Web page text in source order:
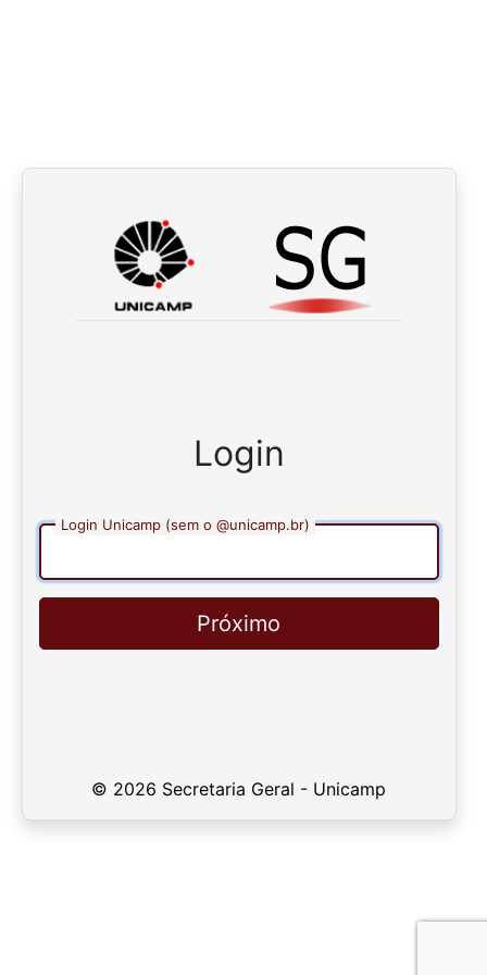
Login
Login Unicamp (sem o @unicamp.br)
Próximo
© 2026 Secretaria Geral - Unicamp